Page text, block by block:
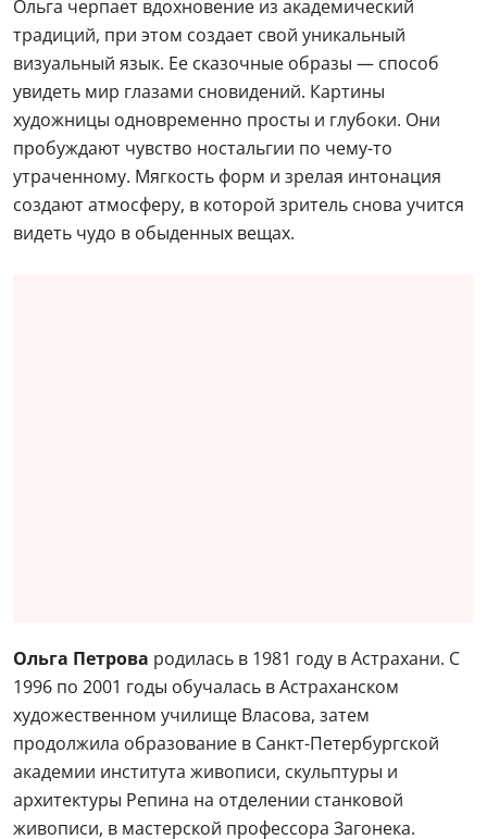
Ольга черпает вдохновение из академический
традиций, при этом создает свой уникальный
визуальный язык. Ее сказочные образы — способ
увидеть мир глазами сновидений. Картины
художницы одновременно просты и глубоки. Они
пробуждают чувство ностальгии по чему-то
утраченному. Мягкость форм и зрелая интонация
создают атмосферу, в которой зритель снова учится
видеть чудо в обыденных вещах.
Ольга Петрова родилась в 1981 году в Астрахани. С
1996 по 2001 годы обучалась в Астраханском
художественном училище Власова, затем
продолжила образование в Санкт-Петербургской
академии института живописи, скульптуры и
архитектуры Репина на отделении станковой
живописи, в мастерской профессора Загонека.